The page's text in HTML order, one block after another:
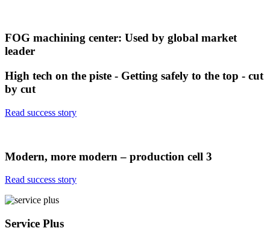
FOG machining center: Used by global market
leader
High tech on the piste - Getting safely to the top - cut
by cut
Read success story
Modern, more modern – production cell 3
Read success story
Service Plus